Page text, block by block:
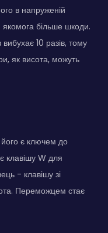
в напруженій
якомога більше шкоди.
вибухає 10 разів, тому
як висота, можуть
є ключем до
клавішу W для
- клавішу зі
Переможцем стає